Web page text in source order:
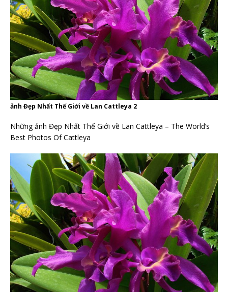
ảnh Đẹp Nhất Thế Giới về Lan Cattleya 2
Những ảnh Đẹp Nhất Thế Giới về Lan Cattleya – The World’s
Best Photos Of Cattleya